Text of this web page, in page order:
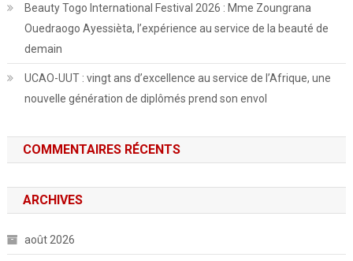
Beauty Togo International Festival 2026 : Mme Zoungrana
Ouedraogo Ayessièta, l’expérience au service de la beauté de
demain
UCAO-UUT : vingt ans d’excellence au service de l’Afrique, une
nouvelle génération de diplômés prend son envol
COMMENTAIRES RÉCENTS
ARCHIVES
août 2026